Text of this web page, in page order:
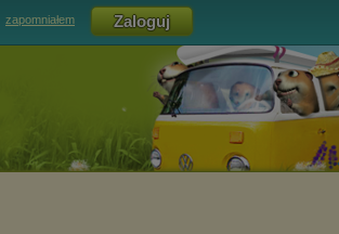
zapomniałem